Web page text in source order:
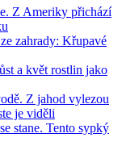
Z Ameriky přichází
zahrady: Křupavé
a květ rostlin jako
Z jahod vylezou
je viděli
stane. Tento sypký